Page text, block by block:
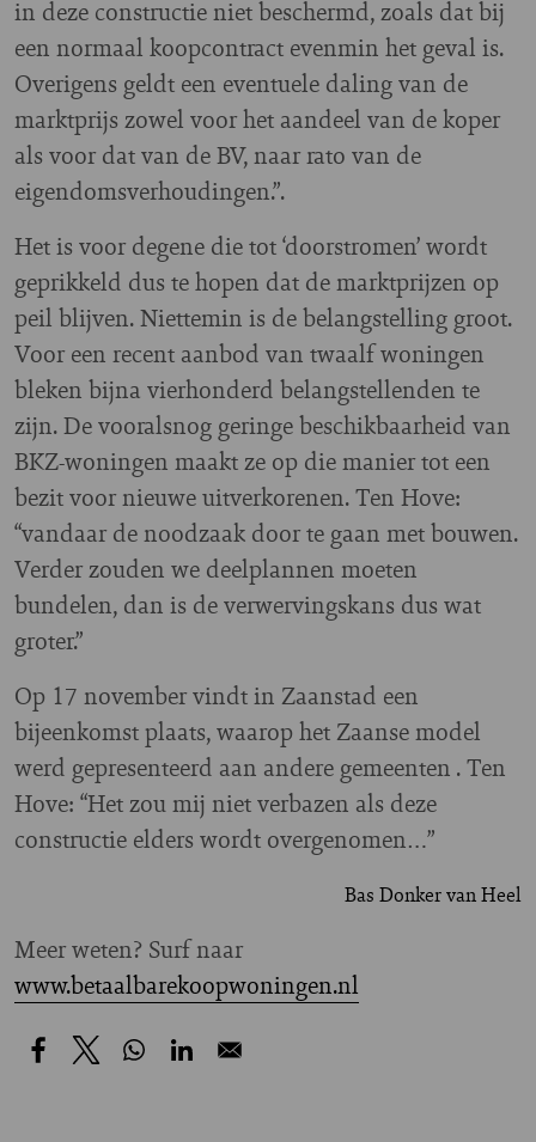
in deze constructie niet beschermd, zoals dat bij
een normaal koopcontract evenmin het geval is.
Overigens geldt een eventuele daling van de
marktprijs zowel voor het aandeel van de koper
als voor dat van de BV, naar rato van de
eigendomsverhoudingen.”.
Het is voor degene die tot ‘doorstromen’ wordt
geprikkeld dus te hopen dat de marktprijzen op
peil blijven. Niettemin is de belangstelling groot.
Voor een recent aanbod van twaalf woningen
bleken bijna vierhonderd belangstellenden te
zijn. De vooralsnog geringe beschikbaarheid van
BKZ-woningen maakt ze op die manier tot een
bezit voor nieuwe uitverkorenen. Ten Hove:
“vandaar de noodzaak door te gaan met bouwen.
Verder zouden we deelplannen moeten
bundelen, dan is de verwervingskans dus wat
groter.”
Op 17 november vindt in Zaanstad een
bijeenkomst plaats, waarop het Zaanse model
werd gepresenteerd aan andere gemeenten . Ten
Hove: “Het zou mij niet verbazen als deze
constructie elders wordt overgenomen…”
Bas Donker van Heel
Meer weten? Surf naar
www.betaalbarekoopwoningen.nl